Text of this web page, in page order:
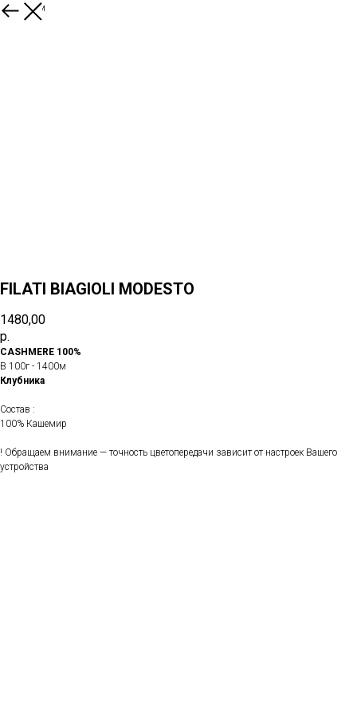
К товарам
FILATI BIAGIOLI MODESTO
1480,00
р.
CASHMERE 100%
В 100г - 1400м
Клубника
Состав :
100% Кашемир
! Обращаем внимание — точность цветопередачи зависит от настроек Вашего
устройства